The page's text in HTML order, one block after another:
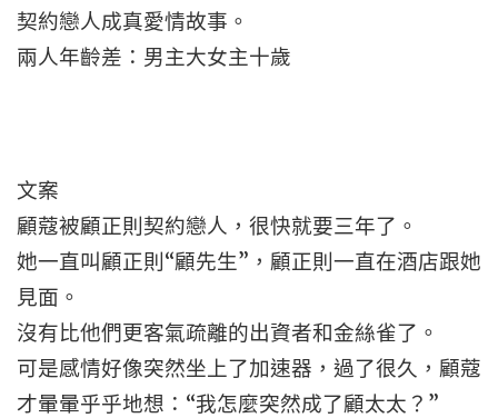
契約戀人成真愛情故事。
兩人年齡差：男主大女主十歲
文案
顧蔻被顧正則契約戀人，很快就要三年了。
她一直叫顧正則“顧先生”，顧正則一直在酒店跟她
見面。
沒有比他們更客氣疏離的出資者和金絲雀了。
可是感情好像突然坐上了加速器，過了很久，顧蔻
才暈暈乎乎地想：“我怎麼突然成了顧太太？”